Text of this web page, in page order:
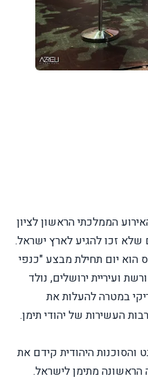
הממלכתי הראשון לציון
שלא זכו להגיע לארץ ישראל.
הוא יום תחילת מבצע "כנפי
ועיריית ירושלים, נולד
במטרה להעלות את
העשירות של יהודי תימן.
והסוכנות היהודית קידם את
הראשונה מתימן לישראל.